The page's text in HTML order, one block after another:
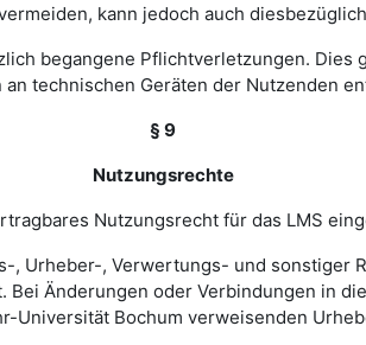
kann jedoch auch
begangene Pflichtverletzungen.
technischen Geräten der Nutzenden
§ 9
Nutzungsrechte
Nutzungsrecht für das LMS
, Urheber-, Verwertungs- und
Änderungen oder Verbindungen in
Bochum verweisenden